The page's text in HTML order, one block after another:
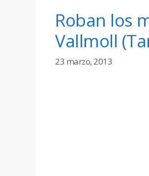
Roban los
Vallmoll
23 marzo, 2013